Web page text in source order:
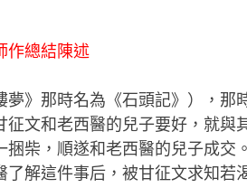
作總結陳述
》那時名為《石頭記》），
文和老西醫的兒子要好，就
柴，順遂和老西醫的兒子成
解這件事后，被甘征文求知